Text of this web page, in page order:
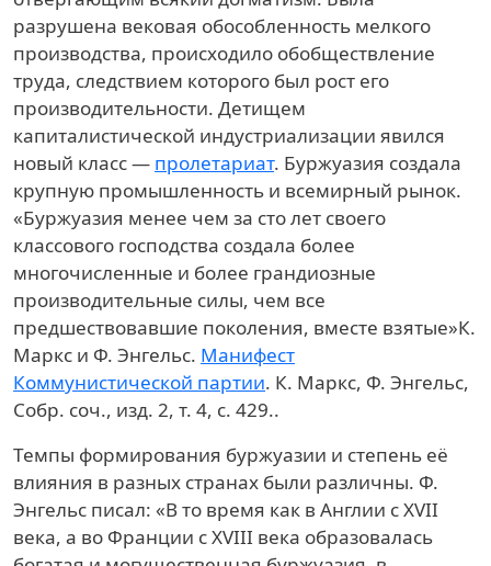
разрушена вековая обособленность мелкого
производства, происходило обобществление
труда, следствием которого был рост его
производительности. Детищем
капиталистической индустриализации явился
новый класс — пролетариат. Буржуазия создала
крупную промышленность и всемирный рынок.
«Буржуазия менее чем за сто лет своего
классового господства создала более
многочисленные и более грандиозные
производительные силы, чем все
предшествовавшие поколения, вместе взятые»К.
Маркс и Ф. Энгельс. Манифест
Коммунистической партии. К. Маркс, Ф. Энгельс,
Собр. соч., изд. 2, т. 4, с. 429..
Темпы формирования буржуазии и степень её
влияния в разных странах были различны. Ф.
Энгельс писал: «В то время как в Англии с XVII
века, а во Франции с XVIII века образовалась